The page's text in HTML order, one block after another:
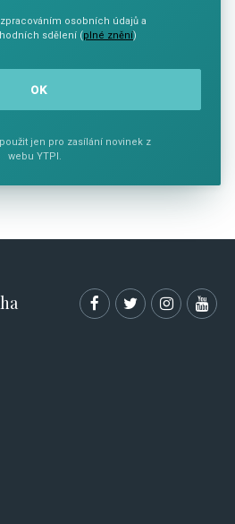
osobních údajů a
sdělení (plné znění)
jen pro zasílání novinek z
webu YTPI.